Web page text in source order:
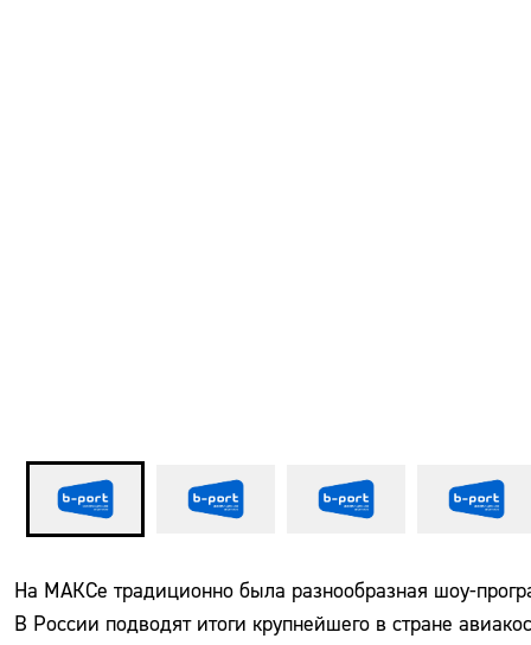
На МАКСе традиционно была разнообразная шоу-
В России подводят итоги крупнейшего в стране